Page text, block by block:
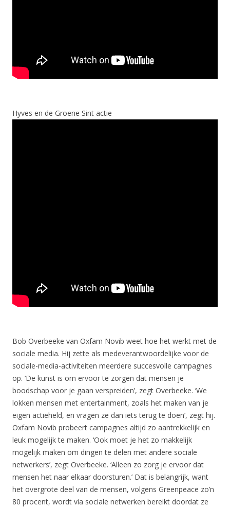
Hyves en de Groene Sint actie
Bob Overbeeke van Oxfam Novib weet hoe het werkt met de
sociale media. Hij zette als medeverantwoordelijke voor de
sociale-media-activiteiten meerdere succesvolle campagnes
op. ‘De kunst is om ervoor te zorgen dat mensen je
boodschap voor je gaan verspreiden’, zegt Overbeeke. ‘We
lokken mensen met entertainment, zoals het maken van je
eigen actieheld, en vragen ze dan iets terug te doen’, zegt hij.
Oxfam Novib probeert campagnes altijd zo aantrekkelijk en
leuk mogelijk te maken. ‘Ook moet je het zo makkelijk
mogelijk maken om dingen te delen met andere sociale
netwerkers’, zegt Overbeeke. ‘Alleen zo zorg je ervoor dat
mensen het naar elkaar doorsturen.’ Dat is belangrijk, want
het overgrote deel van de mensen, volgens Greenpeace zo’n
80 procent, wordt via sociale netwerken bereikt doordat ze